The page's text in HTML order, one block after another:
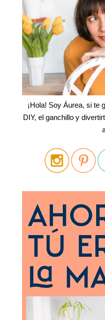
¡Hola! Soy Áurea, si te
DIY, el ganchillo y